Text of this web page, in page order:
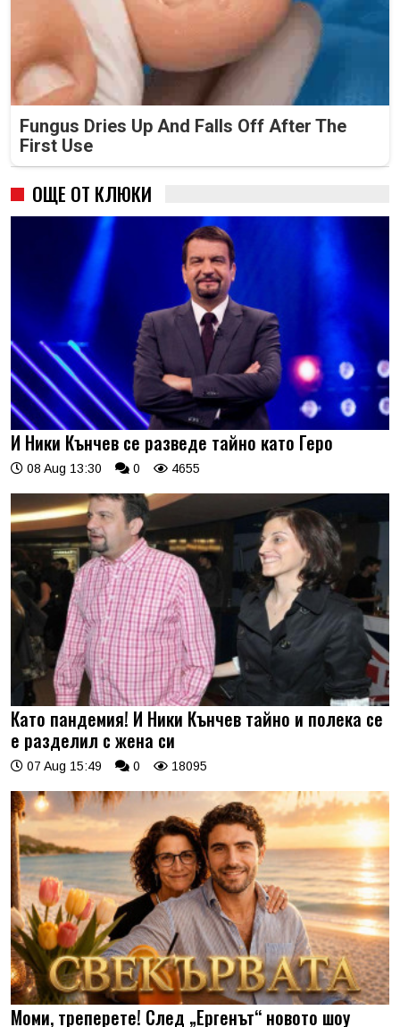
Fungus Dries Up And Falls Off After The
First Use
ОЩЕ ОТ КЛЮКИ
И Ники Кънчев се разведе тайно като Геро
08 Aug 13:30 0 4655
Като пандемия! И Ники Кънчев тайно и полека се
е разделил с жена си
07 Aug 15:49 0 18095
Моми, треперете! След „Ергенът“ новото шоу